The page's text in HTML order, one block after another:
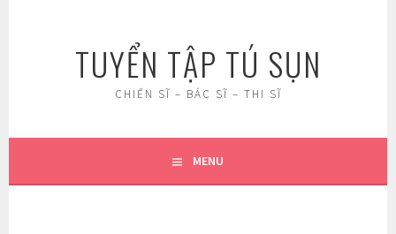
TUYỂN TẬP TÚ SỤN
CHIẾN SĨ – BÁC SĨ – THI SĨ
MENU